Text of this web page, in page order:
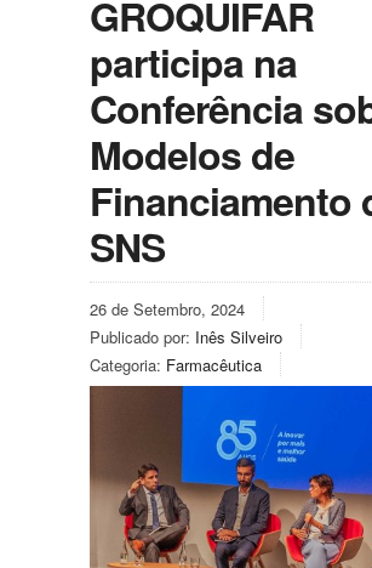
GROQUIFAR
participa na
Conferência
Modelos de
Financiamento
SNS
26 de Setembro, 2024
Publicado por: Inês Silveiro
Categoria: Farmacêutica